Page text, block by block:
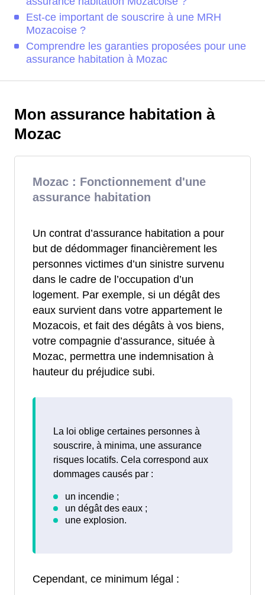
Est-ce important de souscrire à une MRH
Mozacoise ?
Comprendre les garanties proposées pour une
assurance habitation à Mozac
Mon assurance habitation à
Mozac
Mozac : Fonctionnement d'une
assurance habitation
Un contrat d’assurance habitation a pour
but de dédommager financièrement les
personnes victimes d’un sinistre survenu
dans le cadre de l’occupation d’un
logement. Par exemple, si un dégât des
eaux survient dans votre appartement le
Mozacois, et fait des dégâts à vos biens,
votre compagnie d’assurance, située à
Mozac, permettra une indemnisation à
hauteur du préjudice subi.
La loi oblige certaines personnes à
souscrire, à minima, une assurance
risques locatifs. Cela correspond aux
dommages causés par :
Cependant, ce minimum légal :